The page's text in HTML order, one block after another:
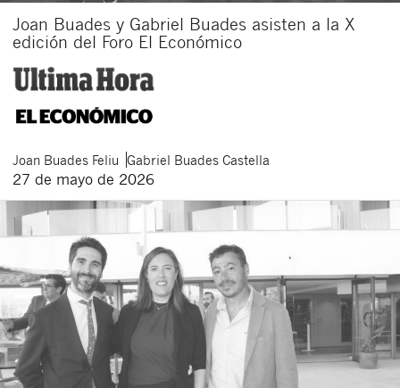
Joan Buades y Gabriel Buades asisten a la X
edición del Foro El Económico
Joan Buades Feliu Gabriel Buades Castella
27 de mayo de 2026
Acepto recibir comunicaciones sobre nuevos
artículos legales.
las
legales
información básica sobre privacidad
es Buades Legal S.L. La finalidad es la atención a su solicitud. Tiene